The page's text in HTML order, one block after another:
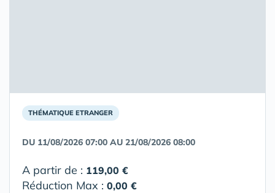
THÉMATIQUE ETRANGER
DU 11/08/2026 07:00 AU 21/08/2026 08:00
A partir de : 119,00 €
Réduction Max : 0,00 €